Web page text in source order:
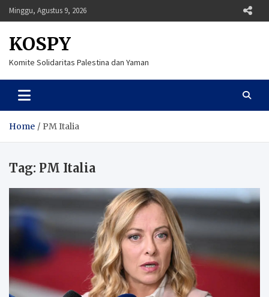
Skip
to
Minggu, Agustus 9, 2026
KOSPY
Komite Solidaritas Palestina dan Yaman
Home PM Italia
Tag: PM Italia